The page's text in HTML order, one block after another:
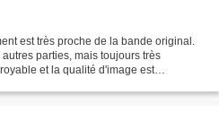
est très proche de la bande original.
parties, mais toujours très
et la qualité d'image est